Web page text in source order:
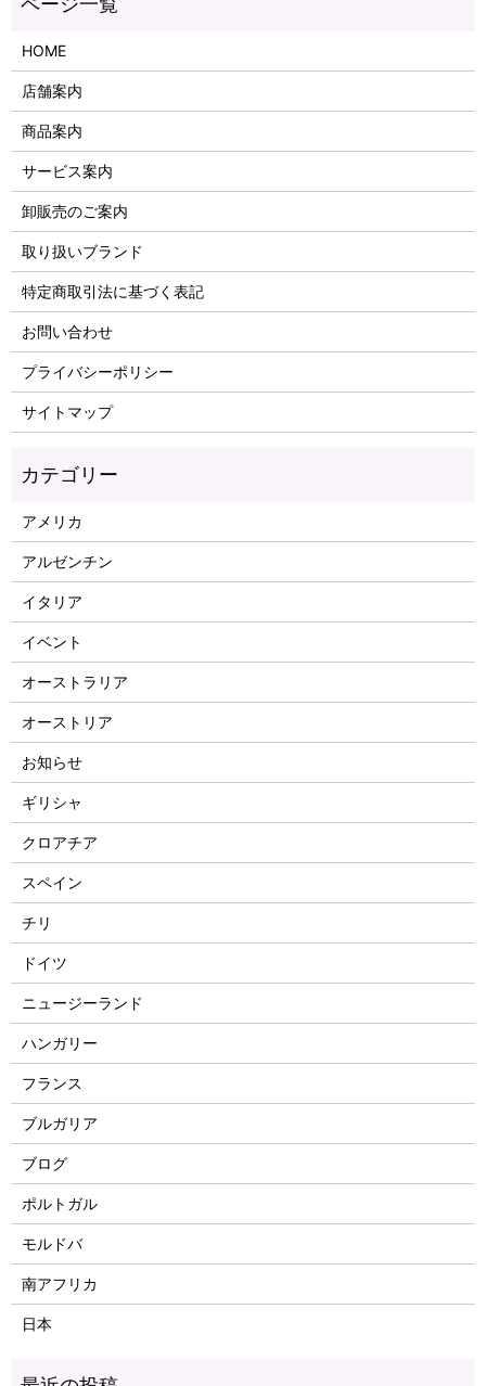
HOME
店舗案内
商品案内
サービス案内
卸販売のご案内
取り扱いブランド
特定商取引法に基づく表記
お問い合わせ
プライバシーポリシー
サイトマップ
アメリカ
アルゼンチン
イタリア
イベント
オーストラリア
オーストリア
お知らせ
ギリシャ
クロアチア
スペイン
チリ
ドイツ
ニュージーランド
ハンガリー
フランス
ブルガリア
ブログ
ポルトガル
モルドバ
南アフリカ
日本